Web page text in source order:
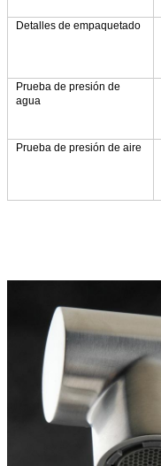
Detalles de empaquetado
Prueba de presión de
agua
Prueba de presión de aire